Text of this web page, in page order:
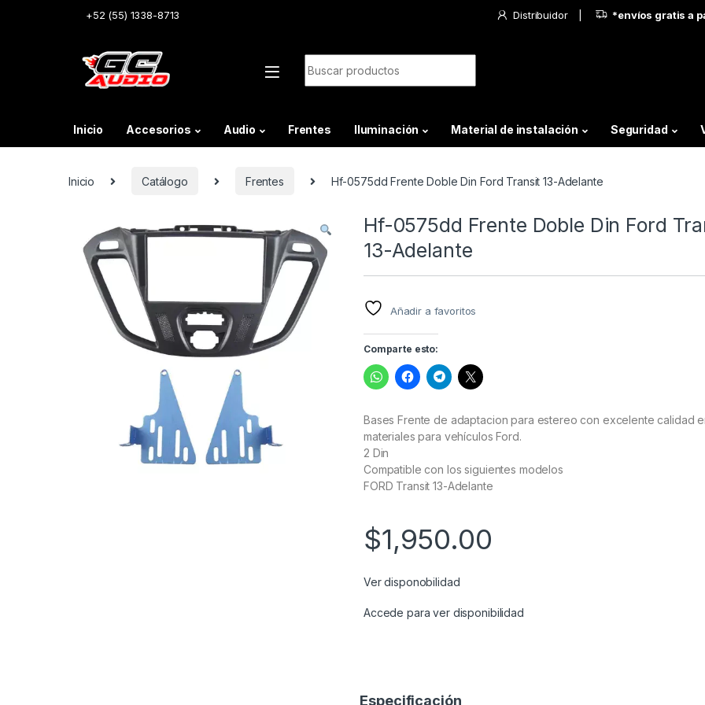
+52 (55) 1338-8713 Distribuidor *envíos gratis a
Inicio Accesorios Audio Frentes Iluminación Material de instalación Seguridad
Inicio Catálogo Frentes Hf-0575dd Frente Doble Din Ford Transit 13-Adelante
Hf-0575dd Frente Doble Din Ford
13-Adelante
Añadir a favoritos
Comparte esto:
Bases Frente de adaptacion para estereo con excelente calidad
materiales para vehículos Ford.
2 Din
Compatible con los siguientes modelos
FORD Transit 13-Adelante
$1,950.00
Ver disponobilidad
Accede para ver disponibilidad
Especificación